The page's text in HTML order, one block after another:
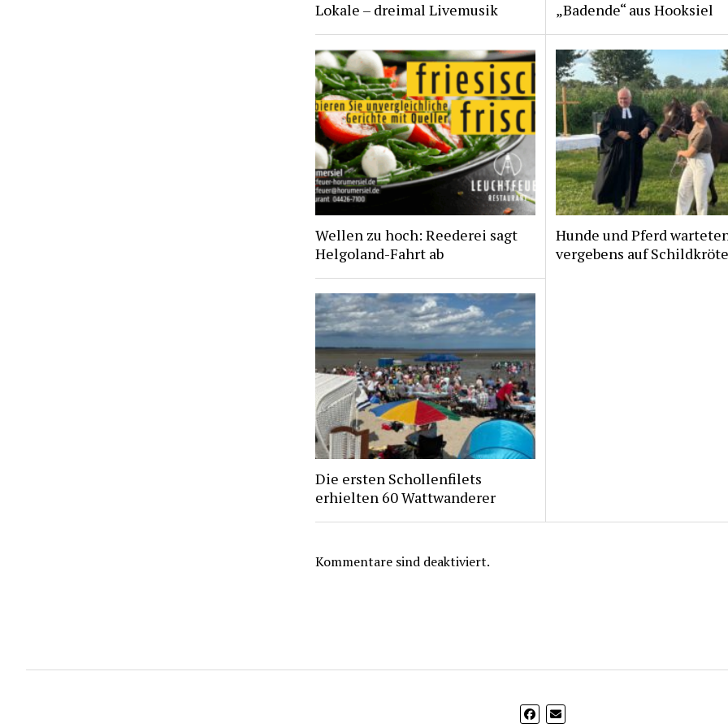
Lokale – dreimal Livemusik
„Badende“ aus Hooksiel
Wellen zu hoch: Reederei sagt
Helgoland-Fahrt ab
Hunde und Pferd
vergebens auf Schildkröte
Die ersten Schollenfilets
erhielten 60 Wattwanderer
Kommentare sind deaktiviert.